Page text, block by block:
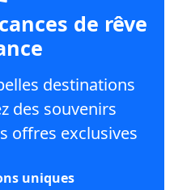
de rêve
destinations
des souvenirs
offres exclusives
uniques